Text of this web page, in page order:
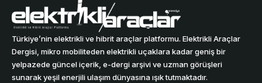
Türkiye’nin elektrikli ve hibrit araçlar platformu. Elektrikli Araçlar
Dergisi, mikro mobiliteden elektrikli uçaklara kadar geniş bir
yelpazede güncel içerik, e-dergi arşivi ve uzman görüşleri
sunarak yeşil enerjili ulaşım dünyasına ışık tutmaktadır.